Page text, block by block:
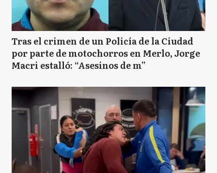
Tras el crimen de un Policía de la Ciudad
por parte de motochorros en Merlo, Jorge
Macri estalló: “Asesinos de m”